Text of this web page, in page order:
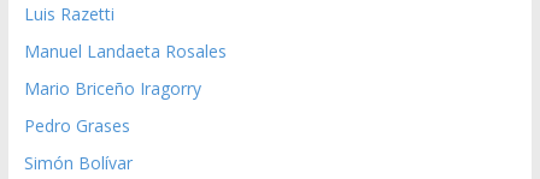
Luis Razetti
Manuel Landaeta Rosales
Mario Briceño Iragorry
Pedro Grases
Simón Bolívar